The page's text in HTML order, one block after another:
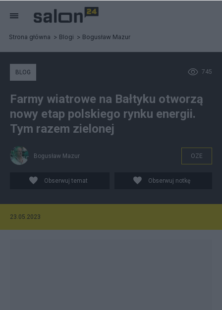
Strona główna Blogi Bogusław Mazur
745
BLOG
Farmy wiatrowe na Bałtyku otworzą
nowy etap polskiego rynku energii.
Tym razem zielonej
Bogusław Mazur OZE
Obserwuj temat Obserwuj notkę
23.05.2023